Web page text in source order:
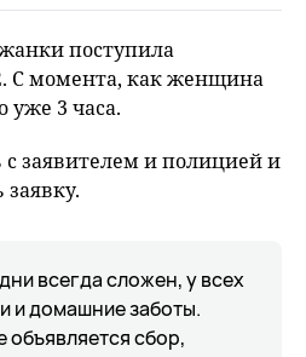
поступила
С момента, как женщина
уже 3 часа.
с заявителем и полицией и
всегда сложен, у всех
и домашние заботы.
объявляется сбор,